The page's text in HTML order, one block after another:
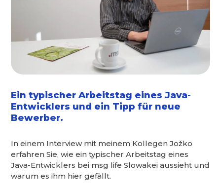
Ein typischer Arbeitstag eines Java-
Entwicklers und ein Tipp für neue
Bewerber.
In einem Interview mit meinem Kollegen Jožko
erfahren Sie, wie ein typischer Arbeitstag eines
Java-Entwicklers bei msg life Slowakei aussieht und
warum es ihm hier gefällt.